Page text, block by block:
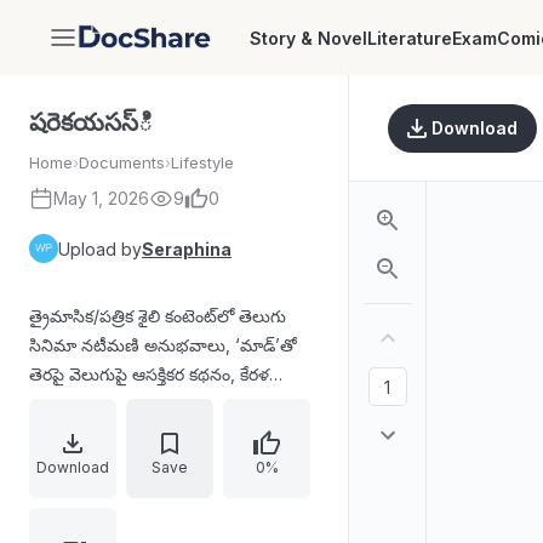
DocShare Story & NovelLiteratureExam
షరెకయసస్ి
Home›Documents›Lifestyle
May 1, 2026 9 0
Upload bySeraphina
త్రైమాసిక/పత్రిక శైలి కంటెంట్‌లో తెలుగు
సినిమా నటీమణి అనుభవాలు, ‘మాడ్’తో
తెరపై వెలుగుపై ఆసక్తికర కథనం, కేరళ
వంటి శిక్షణ) మరియు డ్యాన్స్ రీల్స్ వైరల్
కావడంపై వ్యక్తిగత ప్రయాణం
Download Save 0%
Download